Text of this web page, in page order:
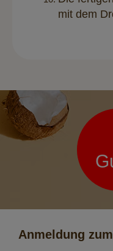
mit dem
Newsletter
Anmeldung